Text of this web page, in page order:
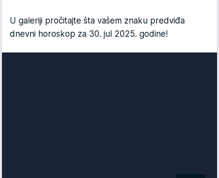
U galeriji pročitajte šta vašem znaku predviđa
dnevni horoskop za 30. jul 2025. godine!